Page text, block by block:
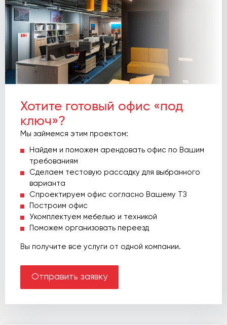
Хотите готовый офис «под
ключ»?
Мы займемся этим проектом:
Найдем и поможем арендовать офис по Вашим
требованиям
Сделаем тестовую рассадку для выбранного
варианта
Спроектируем офис согласно Вашему ТЗ
Построим офис
Укомплектуем мебелью и техникой
Поможем организовать переезд
Вы получите все услуги от одной компании.
Отправить заявку